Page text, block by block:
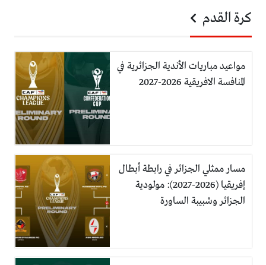
كرة القدم
مواعيد مباريات الأندية الجزائرية في
المنافسة الافريقية 2026-2027
مسار ممثلي الجزائر في رابطة أبطال
إفريقيا (2026-2027): مولودية
الجزائر وشبيبة الساورة